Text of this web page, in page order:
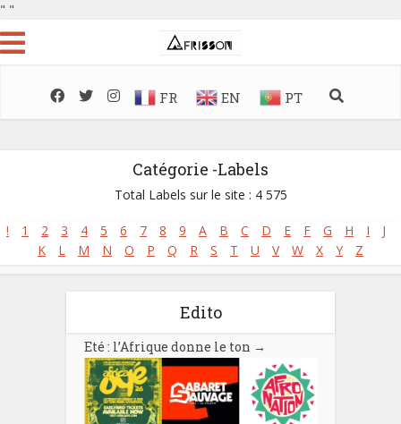
" "
FR EN PT
Catégorie -Labels
Total Labels sur le site : 4 575
! 1 2 3 4 5 6 7 8 9 A B C D E F G H I
J
K
L M N O P Q R S T U V W X Y Z
Edito
Eté : l’Afrique donne le ton →